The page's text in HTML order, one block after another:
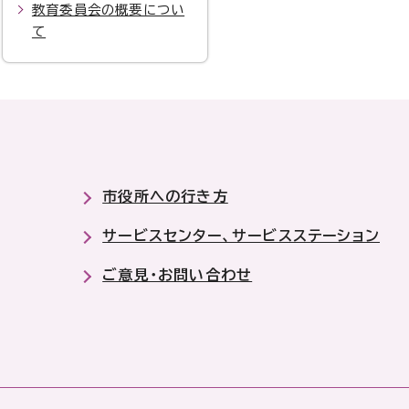
教育委員会の概要につい
て
市役所への行き方
サービスセンター、サービスステーション
ご意見・お問い合わせ